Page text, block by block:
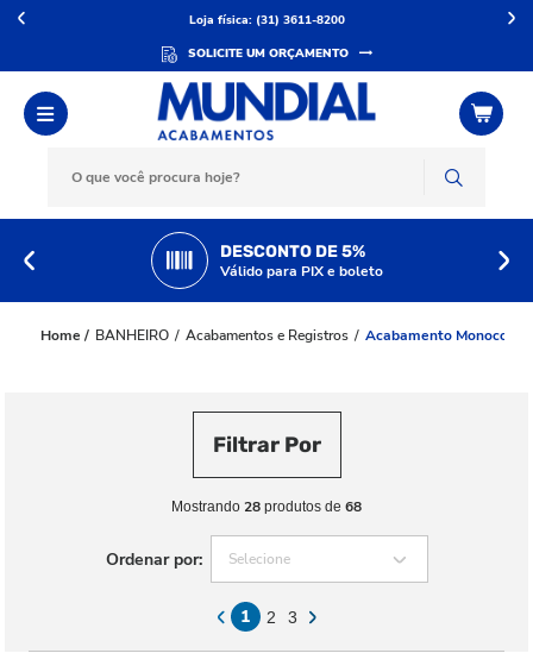
Loja física: (31) 3611-8200
SOLICITE UM ORÇAMENTO
DESCONTO DE 5%
Válido para PIX e boleto
BANHEIRO Acabamentos e Registros Acabamento
Filtrar Por
Mostrando 28 produtos de 68
1 2 3
Ordenar por: Selecione